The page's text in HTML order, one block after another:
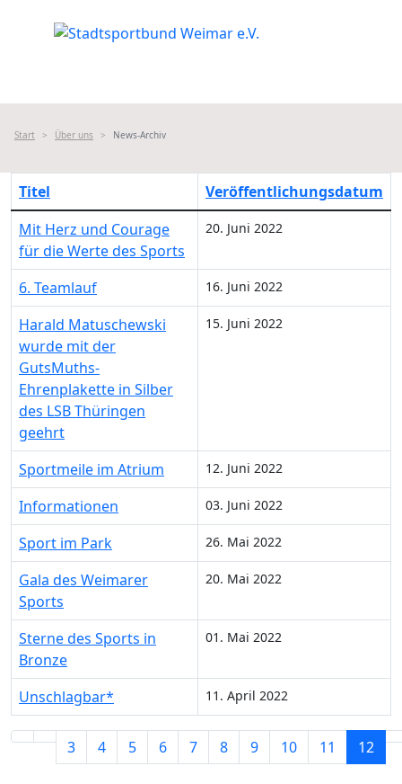
Start Über uns News-Archiv
Titel
Veröffentlichungsdatum
Mit Herz und Courage
für die Werte des Sports
20. Juni 2022
6. Teamlauf 16. Juni 2022
Harald Matuschewski
wurde mit der
GutsMuths-
Ehrenplakette in Silber
des LSB Thüringen
geehrt
15. Juni 2022
Sportmeile im Atrium 12. Juni 2022
Informationen 03. Juni 2022
Sport im Park 26. Mai 2022
Gala des Weimarer
Sports
20. Mai 2022
Sterne des Sports in
Bronze
01. Mai 2022
Unschlagbar* 11. April 2022
3 4 5 6 7 8 9 10 11 12